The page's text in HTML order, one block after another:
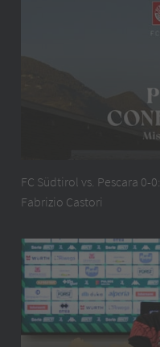
FC Südtirol vs. Pescara 0-0:
Fabrizio Castori